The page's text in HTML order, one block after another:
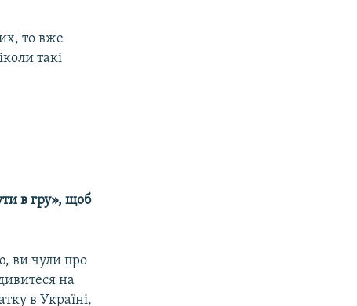
то вже
такі
в гру», щоб
ви чули про
на
в Україні,